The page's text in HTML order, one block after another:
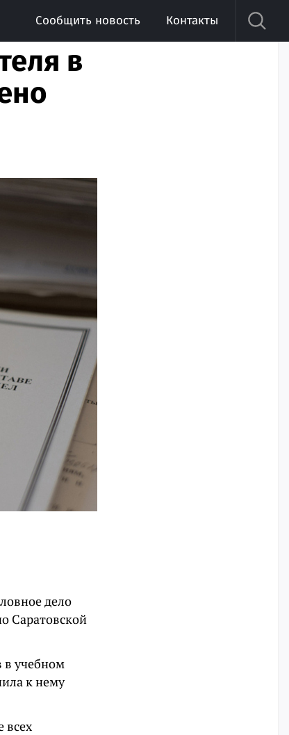
Сообщить новость Контакты
в
дело
Саратовской
в учебном
к нему
всех